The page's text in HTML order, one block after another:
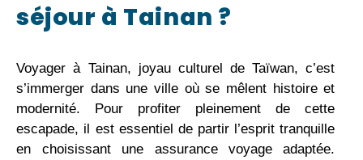
séjour à Tainan ?
Voyager à Tainan, joyau culturel de Taïwan, c’est
s’immerger dans une ville où se mêlent histoire et
modernité. Pour profiter pleinement de cette
escapade, il est essentiel de partir l’esprit tranquille
en choisissant une assurance voyage adaptée.